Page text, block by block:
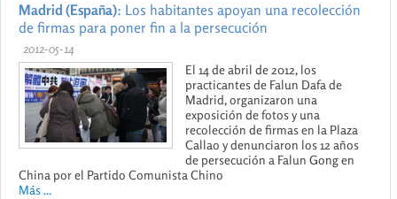
Madrid (España): Los habitantes apoyan una recolección
de firmas para poner fin a la persecución
2012-05-14
El 14 de abril de 2012, los
practicantes de Falun Dafa de
Madrid, organizaron una
exposición de fotos y una
recolección de firmas en la Plaza
Callao y denunciaron los 12 años
de persecución a Falun Gong en
China por el Partido Comunista Chino
Más ...